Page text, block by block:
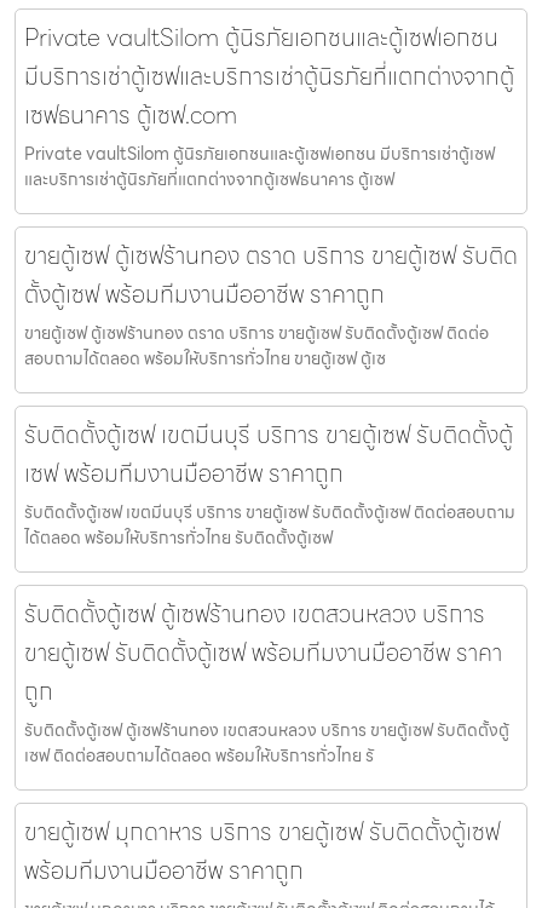
Private vaultSilom ตู้นิรภัยเอกชนและตู้เซฟเอกชน
มีบริการเช่าตู้เซฟและบริการเช่าตู้นิรภัยที่แตกต่างจากตู้
เซฟธนาคาร ตู้เซฟ.com
Private vaultSilom ตู้นิรภัยเอกชนและตู้เซฟเอกชน มีบริการเช่าตู้เซฟ
และบริการเช่าตู้นิรภัยที่แตกต่างจากตู้เซฟธนาคาร ตู้เซฟ
ขายตู้เซฟ ตู้เซฟร้านทอง ตราด บริการ ขายตู้เซฟ รับติด
ตั้งตู้เซฟ พร้อมทีมงานมืออาชีพ ราคาถูก
ขายตู้เซฟ ตู้เซฟร้านทอง ตราด บริการ ขายตู้เซฟ รับติดตั้งตู้เซฟ ติดต่อ
สอบถามได้ตลอด พร้อมให้บริการทั่วไทย ขายตู้เซฟ ตู้เซ
รับติดตั้งตู้เซฟ เขตมีนบุรี บริการ ขายตู้เซฟ รับติดตั้งตู้
เซฟ พร้อมทีมงานมืออาชีพ ราคาถูก
รับติดตั้งตู้เซฟ เขตมีนบุรี บริการ ขายตู้เซฟ รับติดตั้งตู้เซฟ ติดต่อสอบถาม
ได้ตลอด พร้อมให้บริการทั่วไทย รับติดตั้งตู้เซฟ
รับติดตั้งตู้เซฟ ตู้เซฟร้านทอง เขตสวนหลวง บริการ
ขายตู้เซฟ รับติดตั้งตู้เซฟ พร้อมทีมงานมืออาชีพ ราคา
ถูก
รับติดตั้งตู้เซฟ ตู้เซฟร้านทอง เขตสวนหลวง บริการ ขายตู้เซฟ รับติดตั้งตู้
เซฟ ติดต่อสอบถามได้ตลอด พร้อมให้บริการทั่วไทย รั
ขายตู้เซฟ มุกดาหาร บริการ ขายตู้เซฟ รับติดตั้งตู้เซฟ
พร้อมทีมงานมืออาชีพ ราคาถูก